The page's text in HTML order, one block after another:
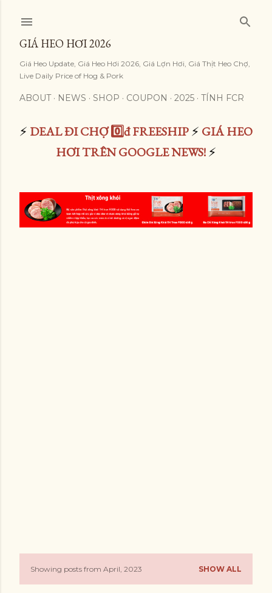
GIÁ HEO HƠI 2026
Giá Heo Update, Giá Heo Hơi 2026, Giá Lợn Hơi, Giá Thịt Heo Chợ,
Live Daily Price of Hog & Pork
ABOUT NEWS SHOP COUPON 2025 TÍNH FCR
⚡ DEAL ĐI CHỢ 0️⃣đ FREESHIP⚡ GIÁ HEO
HƠI TRÊN GOOGLE NEWS!⚡
PShowing posts from April, 2023 SHOW ALL